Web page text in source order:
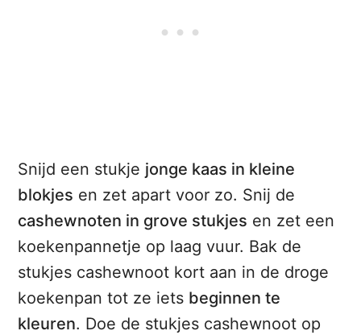
Snijd een stukje jonge kaas in kleine
blokjes en zet apart voor zo. Snij de
cashewnoten in grove stukjes en zet een
koekenpannetje op laag vuur. Bak de
stukjes cashewnoot kort aan in de droge
koekenpan tot ze iets beginnen te
kleuren. Doe de stukjes cashewnoot op